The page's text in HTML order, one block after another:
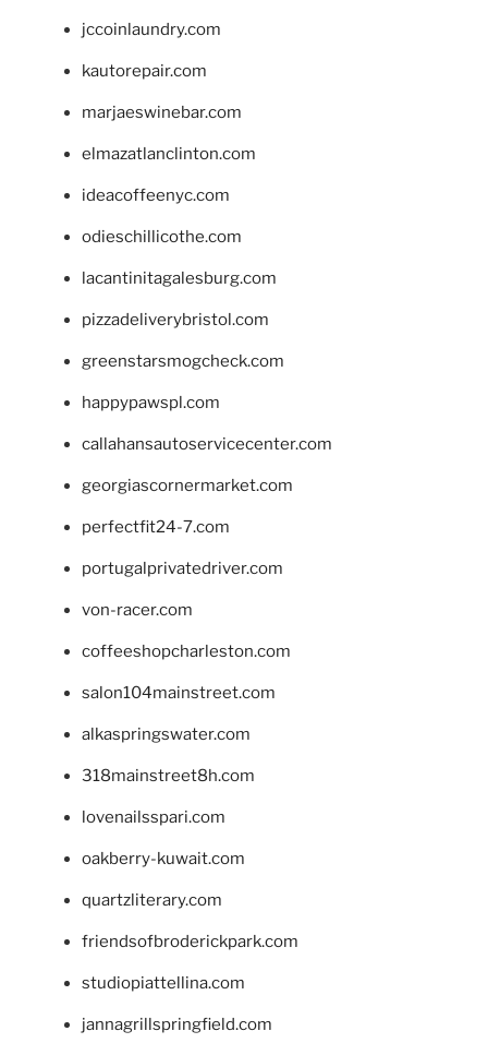
jccoinlaundry.com
kautorepair.com
marjaeswinebar.com
elmazatlanclinton.com
ideacoffeenyc.com
odieschillicothe.com
lacantinitagalesburg.com
pizzadeliverybristol.com
greenstarsmogcheck.com
happypawspl.com
callahansautoservicecenter.com
georgiascornermarket.com
perfectfit24-7.com
portugalprivatedriver.com
von-racer.com
coffeeshopcharleston.com
salon104mainstreet.com
alkaspringswater.com
318mainstreet8h.com
lovenailsspari.com
oakberry-kuwait.com
quartzliterary.com
friendsofbroderickpark.com
studiopiattellina.com
jannagrillspringfield.com